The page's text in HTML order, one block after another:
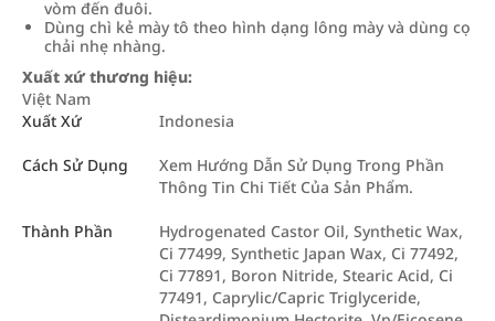
vòm đến đuôi.
Dùng chì kẻ mày tô theo hình dạng lông mày và dùng cọ
chải nhẹ nhàng.
Xuất xứ thương hiệu:
Việt Nam
Xuất Xứ
Indonesia
Cách Sử Dụng
Xem Hướng Dẫn Sử Dụng Trong Phần
Thông Tin Chi Tiết Của Sản Phẩm.
Thành Phần
Hydrogenated Castor Oil, Synthetic Wax,
Ci 77499, Synthetic Japan Wax, Ci 77492,
Ci 77891, Boron Nitride, Stearic Acid, Ci
77491, Caprylic/Capric Triglyceride,